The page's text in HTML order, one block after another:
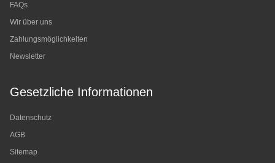
FAQs
Wir über uns
Zahlungsmöglichkeiten
Newsletter
Gesetzliche Informationen
Datenschutz
AGB
Sitemap